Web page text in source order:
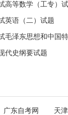
高等数学（工专）
英语（二）试题
代史纲要试题
广东自考网 天